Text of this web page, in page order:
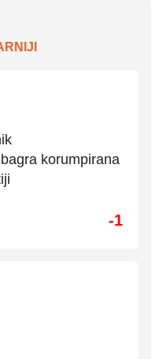
korumpirana
-1